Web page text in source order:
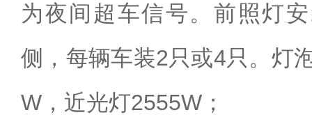
为夜间超车信号。前照灯
侧，每辆车装2只或4只。灯
W，近光灯2555W；